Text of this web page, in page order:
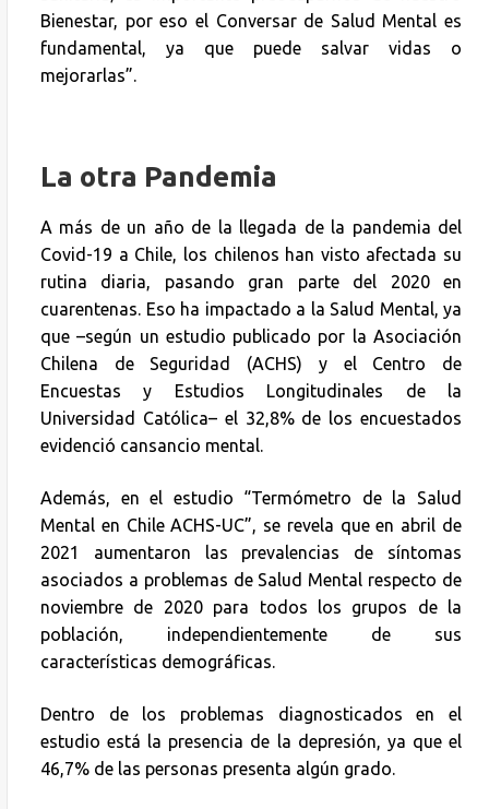
Bienestar, por eso el Conversar de Salud Mental es
fundamental, ya que puede salvar vidas o
mejorarlas”.
La otra Pandemia
A más de un año de la llegada de la pandemia del
Covid-19 a Chile, los chilenos han visto afectada su
rutina diaria, pasando gran parte del 2020 en
cuarentenas. Eso ha impactado a la Salud Mental, ya
que –según un estudio publicado por la Asociación
Chilena de Seguridad (ACHS) y el Centro de
Encuestas y Estudios Longitudinales de la
Universidad Católica– el 32,8% de los encuestados
evidenció cansancio mental.
Además, en el estudio “Termómetro de la Salud
Mental en Chile ACHS-UC”, se revela que en abril de
2021 aumentaron las prevalencias de síntomas
asociados a problemas de Salud Mental respecto de
noviembre de 2020 para todos los grupos de la
población, independientemente de sus
características demográficas.
Dentro de los problemas diagnosticados en el
estudio está la presencia de la depresión, ya que el
46,7% de las personas presenta algún grado.